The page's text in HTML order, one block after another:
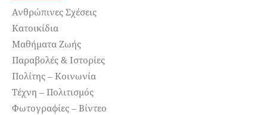
Ανθρώπινες Σχέσεις
Κατοικίδια
Μαθήματα Ζωής
Παραβολές & Ιστορίες
Πολίτης – Κοινωνία
Τέχνη – Πολιτισμός
Φωτογραφίες – Βίντεο